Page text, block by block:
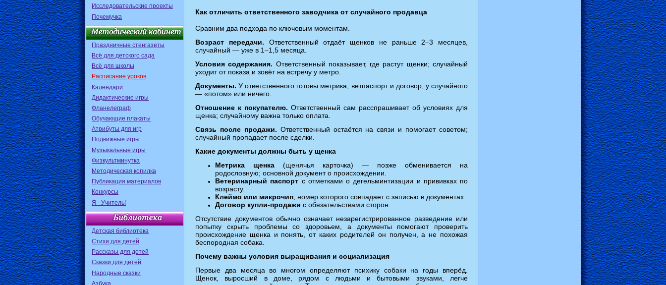
Исследовательские проекты
Почемучка
Праздничные стенгазеты
Всё для детского сада
Всё для школы
Расписание уроков
Календари
Дидактические игры
Фланелеграф
Обучающие плакаты
Атрибуты для игр
Подвижные игры
Музыкальные игры
Физкультминутка
Методическая копилка
Публикация материалов
Конкурсы
Я - Учитель!
Детская библиотека
Стихи для детей
Рассказы для детей
Сказки для детей
Народные сказки
Азбука
Как отличить ответственного заводчика от случайного продавца
Сравним два подхода по ключевым моментам.
Возраст передачи. Ответственный отдаёт щенков не раньше 2–3 месяцев,
случайный — уже в 1–1,5 месяца.
Условия содержания. Ответственный показывает, где растут щенки; случайный
уходит от показа и зовёт на встречу у метро.
Документы. У ответственного готовы метрика, ветпаспорт и договор; у случайного
— «потом» или ничего.
Отношение к покупателю. Ответственный сам расспрашивает об условиях для
щенка; случайному важна только оплата.
Связь после продажи. Ответственный остаётся на связи и помогает советом;
случайный пропадает после сделки.
Какие документы должны быть у щенка
Метрика щенка (щенячья карточка) — позже обменивается на
родословную; основной документ о происхождении.
Ветеринарный паспорт с отметками о дегельминтизации и прививках по
возрасту.
Клеймо или микрочип, номер которого совпадает с записью в документах.
Договор купли-продажи с обязательствами сторон.
Отсутствие документов обычно означает незарегистрированное разведение или
попытку скрыть проблемы со здоровьем, а документы помогают проверить
происхождение щенка и понять, от каких родителей он получен, а не похожая
беспородная собака.
Почему важны условия выращивания и социализация
Первые два месяца во многом определяют психику собаки на годы вперёд.
Щенок, выросший в доме, рядом с людьми и бытовыми звуками, легче